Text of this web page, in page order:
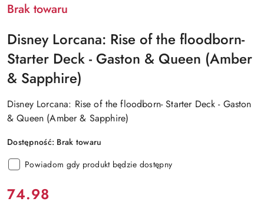
Brak towaru
Disney Lorcana: Rise of the floodborn-
Starter Deck - Gaston & Queen (Amber
& Sapphire)
Disney Lorcana: Rise of the floodborn- Starter Deck - Gaston
& Queen (Amber & Sapphire)
Dostępność: Brak towaru
Powiadom gdy produkt będzie dostępny
Cena:
74.98